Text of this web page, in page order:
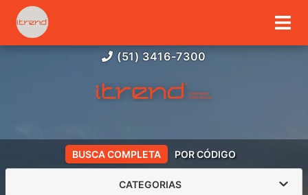
(51) 3416-7300
BUSCA COMPLETA POR CÓDIGO
CATEGORIAS